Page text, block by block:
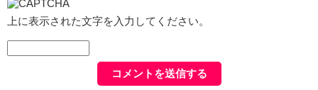
上に表示された文字を入力してください。